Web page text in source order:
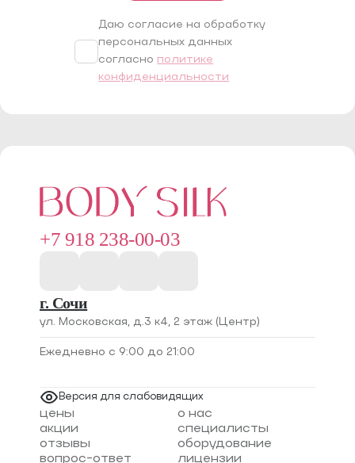
Записаться
Даю согласие на обработку
персональных данных
согласно политике
конфиденциальности
+7 918 238-00-03
г. Сочи
ул. Московская, д.3 к4, 2 этаж (Центр)
Ежедневно с 9:00 до 21:00
Версия для слабовидящих
цены
акции
отзывы
вопрос-ответ
о нас
специалисты
оборудование
лицензии